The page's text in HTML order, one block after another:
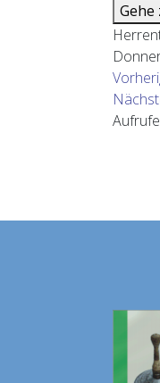
Aufrufe